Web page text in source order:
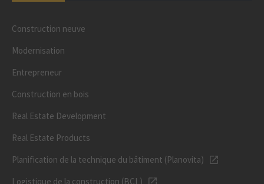
Construction neuve
Modernisation
Entrepreneur
Construction en bois
Real Estate Development
Real Estate Products
Planification de la technique du bâtiment (Planovita)
Logistique de la construction (BCL)